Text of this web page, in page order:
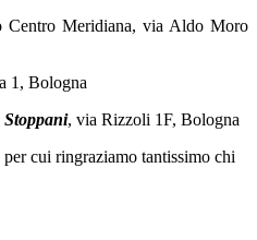
Centro Meridiana, via Aldo Moro
1, Bologna
, via Rizzoli 1F, Bologna
cui ringraziamo tantissimo chi